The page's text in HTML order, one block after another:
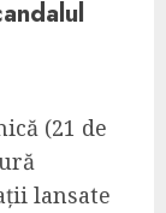
(21 de
lansate